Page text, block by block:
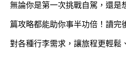
無論你是第一次挑戰自駕，還是
篇攻略都能助你事半功倍！讀完
對各種行李需求，讓旅程更輕鬆